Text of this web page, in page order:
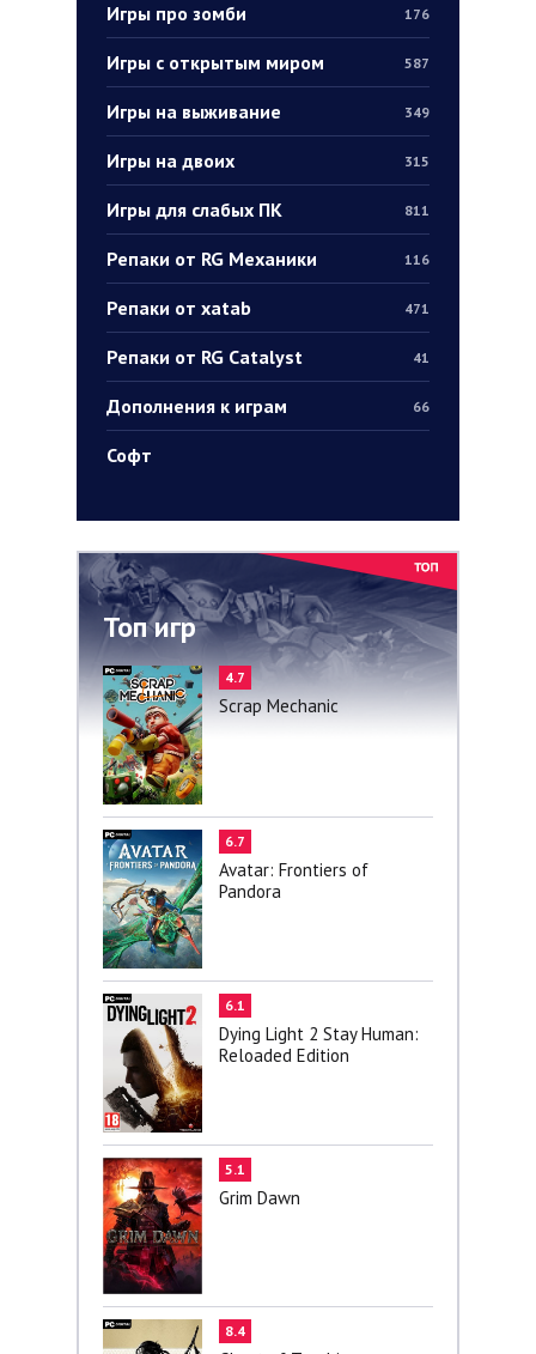
Игры про зомби 176
Игры с открытым миром 587
Игры на выживание 349
Игры на двоих 315
Игры для слабых ПК 811
Репаки от RG Механики 116
Репаки от xatab 471
Репаки от RG Catalyst 41
Дополнения к играм 66
Софт
Топ игр
4.7
Scrap Mechanic
6.7
Avatar: Frontiers of
Pandora
6.1
Dying Light 2 Stay Human:
Reloaded Edition
5.1
Grim Dawn
8.4